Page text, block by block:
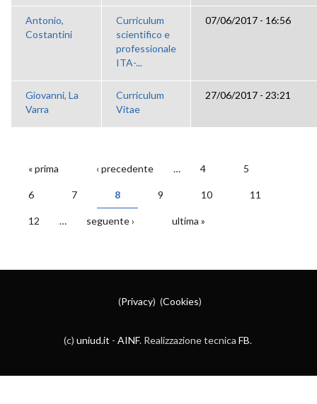
Antonio,
Costantini
Curriculum
scientifico e
professionale
ITA-...
07/06/2017 - 16:56
Giovanni, La
Varra
Curriculum
Vitae
27/06/2017 - 23:21
PAGINE
« prima ‹ precedente … 4 5
6 7 8 9 10 11
12 … seguente › ultima »
(Privacy) (Cookies)
(c) uniud.it - AINF. Realizzazione tecnica FB.